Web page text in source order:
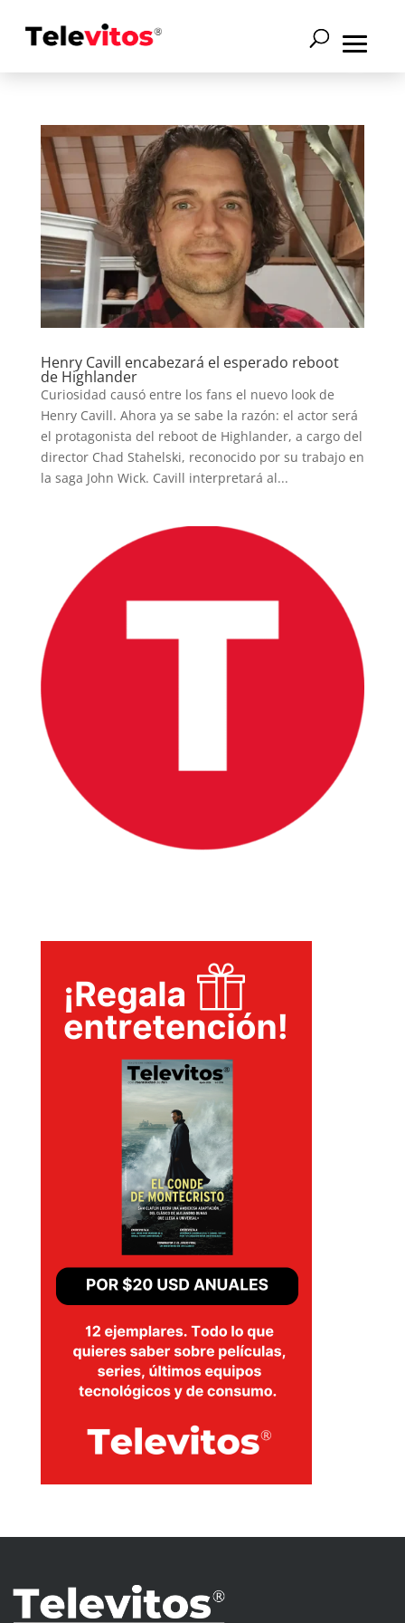
SERIES
TECNOVITOS
T-
EVENTOS
Henry Cavill encabezará el esperado reboot
de Highlander
Curiosidad causó entre los fans el nuevo look de
Henry Cavill. Ahora ya se sabe la razón: el actor será
el protagonista del reboot de Highlander, a cargo del
director Chad Stahelski, reconocido por su trabajo en
la saga John Wick. Cavill interpretará al...